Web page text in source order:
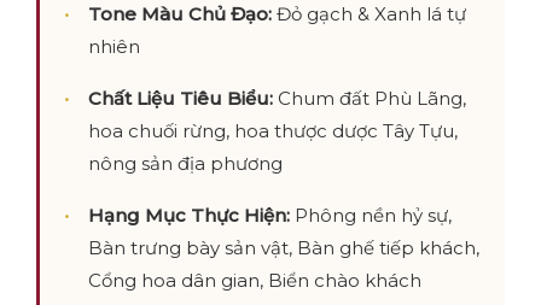
Tone Màu Chủ Đạo: Đỏ gạch & Xanh lá tự
nhiên
Chất Liệu Tiêu Biểu: Chum đất Phù Lãng,
hoa chuối rừng, hoa thược dược Tây Tựu,
nông sản địa phương
Hạng Mục Thực Hiện: Phông nền hỷ sự,
Bàn trưng bày sản vật, Bàn ghế tiếp khách,
Cổng hoa dân gian, Biển chào khách